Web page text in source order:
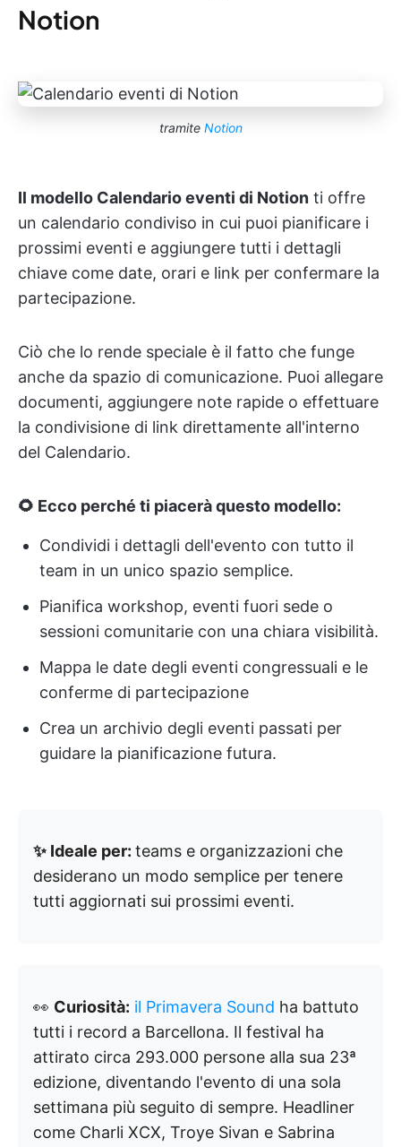
Notion
tramite Notion
Il modello Calendario eventi di Notion ti offre
un calendario condiviso in cui puoi pianificare i
prossimi eventi e aggiungere tutti i dettagli
chiave come date, orari e link per confermare la
partecipazione.
Ciò che lo rende speciale è il fatto che funge
anche da spazio di comunicazione. Puoi allegare
documenti, aggiungere note rapide o effettuare
la condivisione di link direttamente all'interno
del Calendario.
🌻 Ecco perché ti piacerà questo modello:
Condividi i dettagli dell'evento con tutto il
team in un unico spazio semplice.
Pianifica workshop, eventi fuori sede o
sessioni comunitarie con una chiara visibilità.
Mappa le date degli eventi congressuali e le
conferme di partecipazione
Crea un archivio degli eventi passati per
guidare la pianificazione futura.
✨ Ideale per: teams e organizzazioni che
desiderano un modo semplice per tenere
tutti aggiornati sui prossimi eventi.
👀 Curiosità: il Primavera Sound ha battuto
tutti i record a Barcellona. Il festival ha
attirato circa 293.000 persone alla sua 23ª
edizione, diventando l'evento di una sola
settimana più seguito di sempre. Headliner
come Charli XCX, Troye Sivan e Sabrina